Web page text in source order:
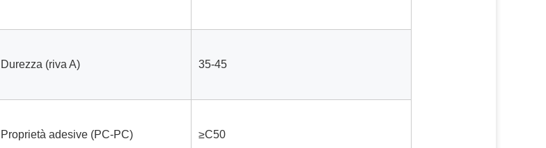
Durezza (riva A) 35-45
Proprietà adesive (PC-PC) ≥C50